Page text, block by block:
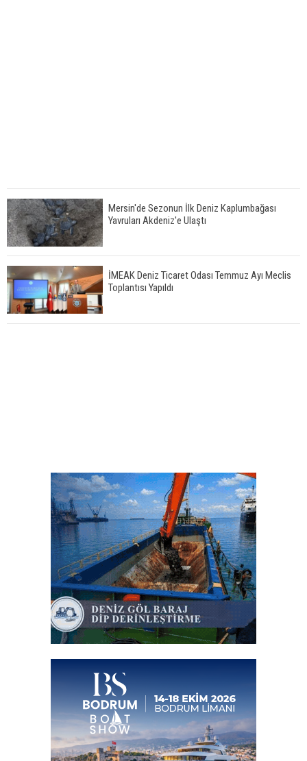
Mersin'de Sezonun İlk Deniz Kaplumbağası
Yavruları Akdeniz'e Ulaştı
İMEAK Deniz Ticaret Odası Temmuz Ayı Meclis
Toplantısı Yapıldı